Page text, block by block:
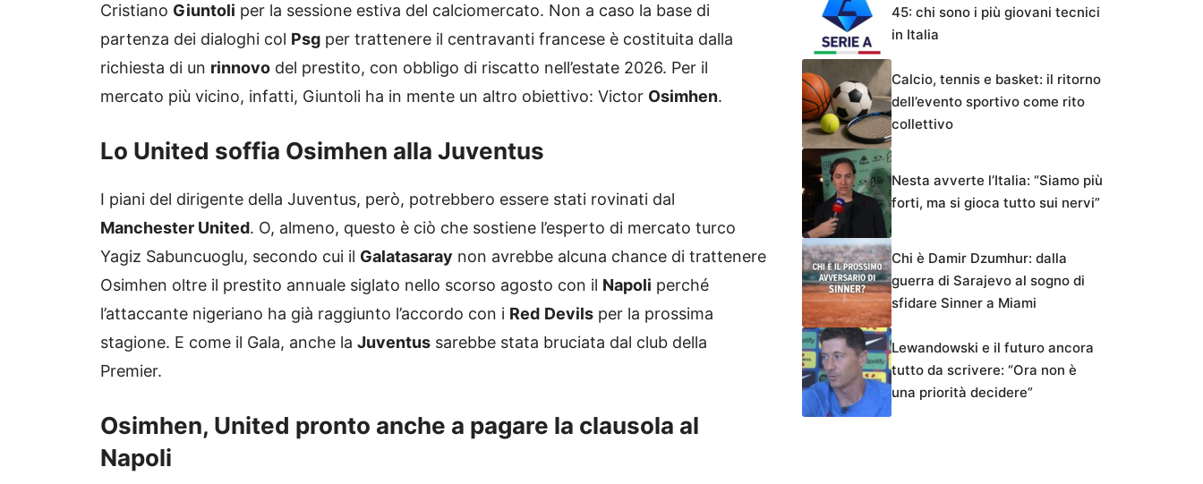
Cristiano Giuntoli per la sessione estiva del calciomercato. Non a caso la base di
partenza dei dialoghi col Psg per trattenere il centravanti francese è costituita dalla
richiesta di un rinnovo del prestito, con obbligo di riscatto nell’estate 2026. Per il
mercato più vicino, infatti, Giuntoli ha in mente un altro obiettivo: Victor Osimhen.
Lo United soffia Osimhen alla Juventus
I piani del dirigente della Juventus, però, potrebbero essere stati rovinati dal
Manchester United. O, almeno, questo è ciò che sostiene l’esperto di mercato turco
Yagiz Sabuncuoglu, secondo cui il Galatasaray non avrebbe alcuna chance di trattenere
Osimhen oltre il prestito annuale siglato nello scorso agosto con il Napoli perché
l’attaccante nigeriano ha già raggiunto l’accordo con i Red Devils per la prossima
stagione. E come il Gala, anche la Juventus sarebbe stata bruciata dal club della
Premier.
Osimhen, United pronto anche a pagare la clausola al
Napoli
45: chi sono i più giovani tecnici
in Italia
Calcio, tennis e basket: il ritorno
dell’evento sportivo come rito
collettivo
Nesta avverte l’Italia: “Siamo più
forti, ma si gioca tutto sui nervi”
Chi è Damir Dzumhur: dalla
guerra di Sarajevo al sogno di
sfidare Sinner a Miami
Lewandowski e il futuro ancora
tutto da scrivere: “Ora non è
una priorità decidere”